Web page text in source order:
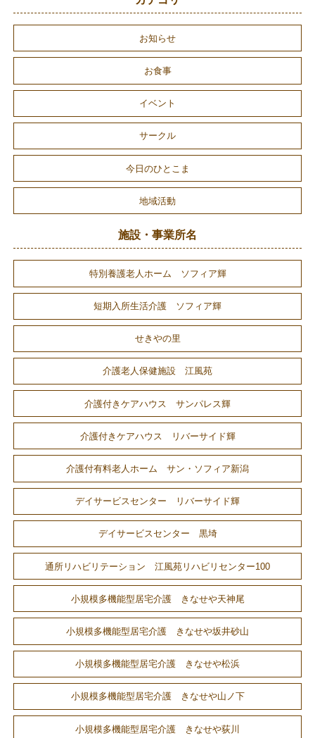
お知らせ
お食事
イベント
サークル
今日のひとこま
地域活動
施設・事業所名
特別養護老人ホーム ソフィア輝
短期入所生活介護 ソフィア輝
せきやの里
介護老人保健施設 江風苑
介護付きケアハウス サンパレス輝
介護付きケアハウス リバーサイド輝
介護付有料老人ホーム サン・ソフィア新潟
デイサービスセンター リバーサイド輝
デイサービスセンター 黒埼
通所リハビリテーション 江風苑リハビリセンター100
小規模多機能型居宅介護 きなせや天神尾
小規模多機能型居宅介護 きなせや坂井砂山
小規模多機能型居宅介護 きなせや松浜
小規模多機能型居宅介護 きなせや山ノ下
小規模多機能型居宅介護 きなせや荻川